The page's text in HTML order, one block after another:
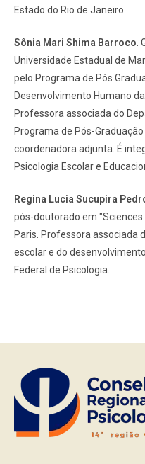
Estado do Rio de Janeiro.
Sônia Mari Shima Barroco .
Universidade Estadual de
pelo Programa de Pós
Desenvolvimento Humano
Professora associada do
Programa de Pós-
coordenadora adjunta. É
Psicologia Escolar e
Regina Lucia Sucupira
pós-doutorado em
Paris. Professora associada
escolar e do
Federal de Psicologia.